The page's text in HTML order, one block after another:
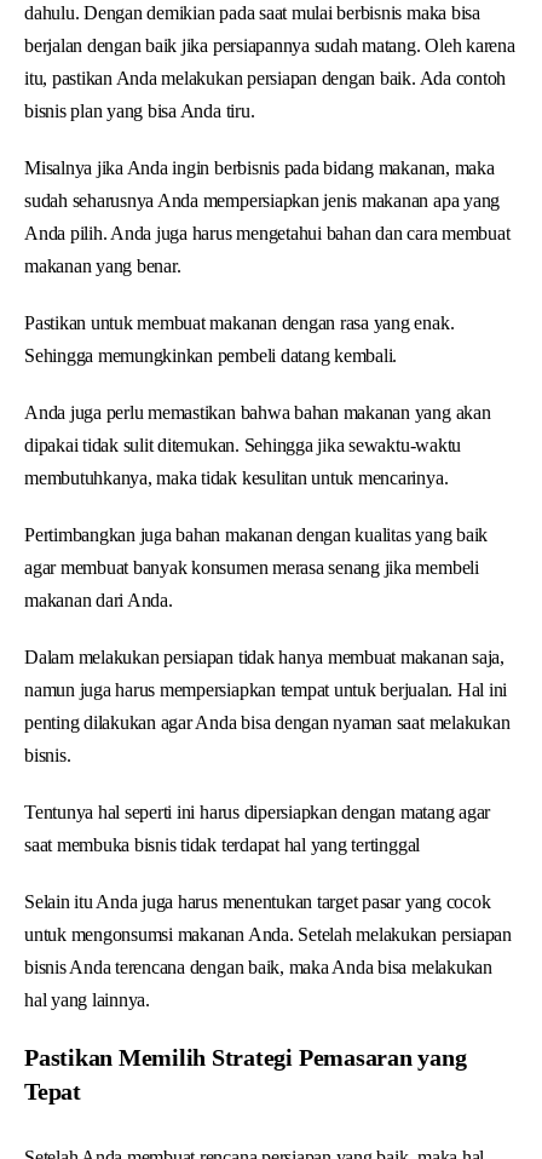
dahulu. Dengan demikian pada saat mulai berbisnis maka bisa
berjalan dengan baik jika persiapannya sudah matang. Oleh karena
itu, pastikan Anda melakukan persiapan dengan baik. Ada contoh
bisnis plan yang bisa Anda tiru.
Misalnya jika Anda ingin berbisnis pada bidang makanan, maka
sudah seharusnya Anda mempersiapkan jenis makanan apa yang
Anda pilih. Anda juga harus mengetahui bahan dan cara membuat
makanan yang benar.
Pastikan untuk membuat makanan dengan rasa yang enak.
Sehingga memungkinkan pembeli datang kembali.
Anda juga perlu memastikan bahwa bahan makanan yang akan
dipakai tidak sulit ditemukan. Sehingga jika sewaktu-waktu
membutuhkanya, maka tidak kesulitan untuk mencarinya.
Pertimbangkan juga bahan makanan dengan kualitas yang baik
agar membuat banyak konsumen merasa senang jika membeli
makanan dari Anda.
Dalam melakukan persiapan tidak hanya membuat makanan saja,
namun juga harus mempersiapkan tempat untuk berjualan. Hal ini
penting dilakukan agar Anda bisa dengan nyaman saat melakukan
bisnis.
Tentunya hal seperti ini harus dipersiapkan dengan matang agar
saat membuka bisnis tidak terdapat hal yang tertinggal
Selain itu Anda juga harus menentukan target pasar yang cocok
untuk mengonsumsi makanan Anda. Setelah melakukan persiapan
bisnis Anda terencana dengan baik, maka Anda bisa melakukan
hal yang lainnya.
Pastikan Memilih Strategi Pemasaran yang
Tepat